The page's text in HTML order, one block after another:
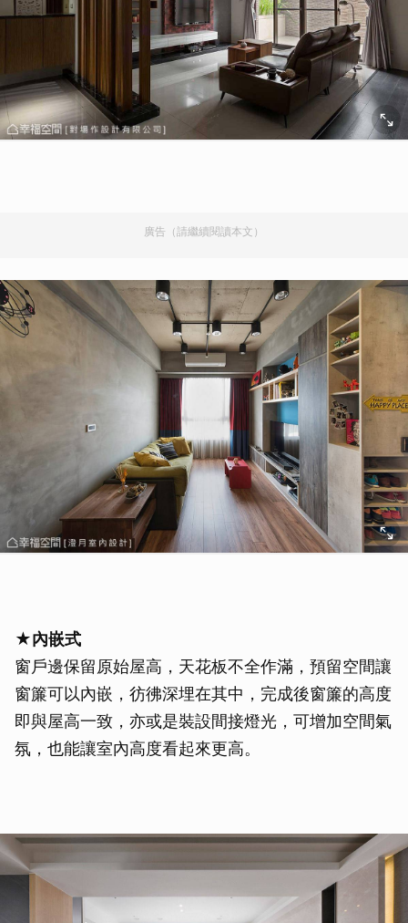
廣告（請繼續閱讀本文）
★內嵌式
窗戶邊保留原始屋高，天花板不全作滿，預留空間讓
窗簾可以內嵌，彷彿深埋在其中，完成後窗簾的高度
即與屋高一致，亦或是裝設間接燈光，可增加空間氣
氛，也能讓室內高度看起來更高。